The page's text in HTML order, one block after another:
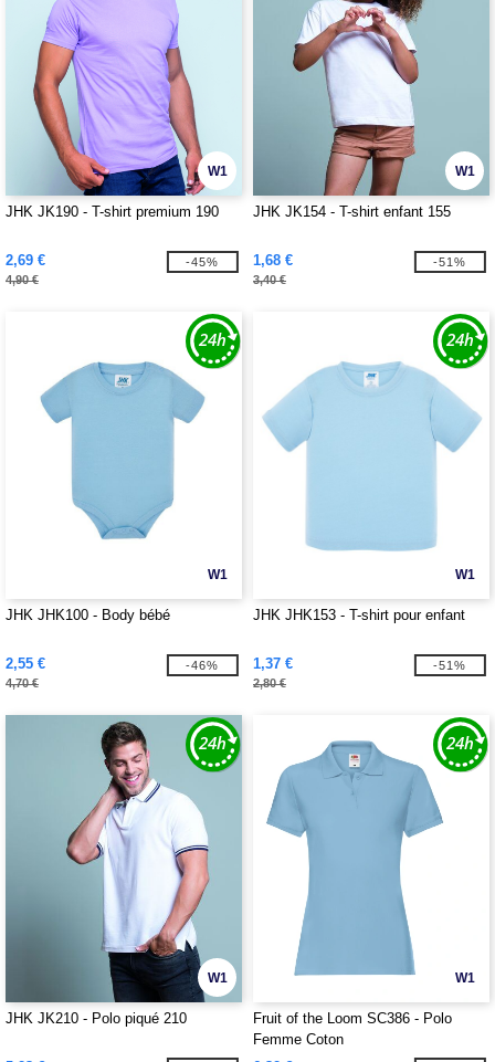
W1
JHK JK190 - T-shirt premium 190
2,69 €
4,90 €
-45%
W1
JHK JK154 - T-shirt enfant 155
1,68 €
3,40 €
-51%
W1
JHK JHK100 - Body bébé
2,55 €
4,70 €
-46%
W1
JHK JHK153 - T-shirt pour enfant
1,37 €
2,80 €
-51%
W1
JHK JK210 - Polo piqué 210
W1
Fruit of the Loom SC386 - Polo
Femme Coton